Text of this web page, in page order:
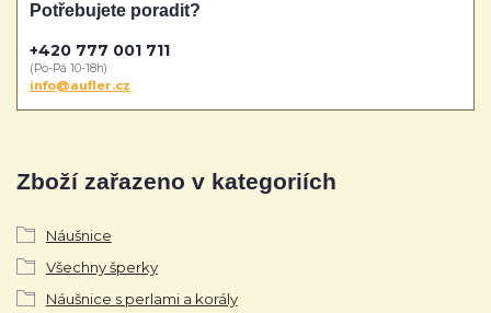
Zboží zařazeno v kategoriích
Náušnice
Všechny šperky
Náušnice s perlami a korály
Potřebujete poradit?
+420 777 001 711
(Po-Pá 10-18h)
info@aufler.cz